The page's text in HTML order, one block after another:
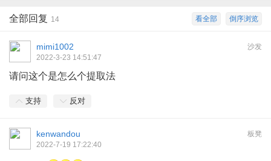
倒序浏览
看全部
全部回复 14
沙发
mimi1002
2022-3-23 14:51:47
请问这个是怎么个提取法
支持 反对
板凳
kenwandou
2022-7-19 17:22:40